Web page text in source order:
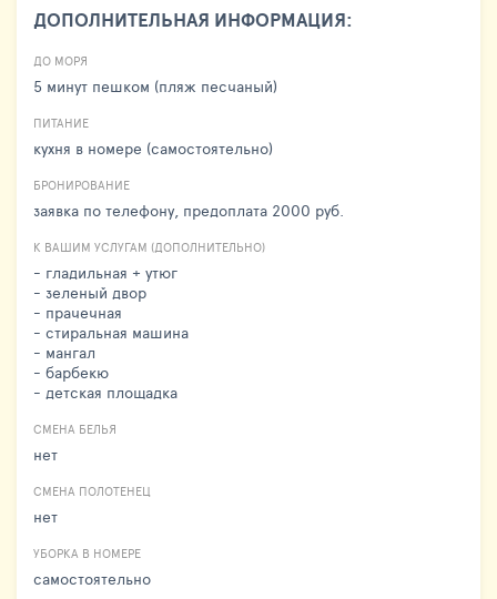
ДОПОЛНИТЕЛЬНАЯ ИНФОРМАЦИЯ:
ДО МОРЯ
5 минут пешком (пляж песчаный)
ПИТАНИЕ
кухня в номере (самостоятельно)
БРОНИРОВАНИЕ
заявка по телефону, предоплата 2000 руб.
К ВАШИМ УСЛУГАМ (ДОПОЛНИТЕЛЬНО)
- гладильная + утюг
- зеленый двор
- прачечная
- стиральная машина
- мангал
- барбекю
- детская площадка
СМЕНА БЕЛЬЯ
нет
СМЕНА ПОЛОТЕНЕЦ
нет
УБОРКА В НОМЕРЕ
самостоятельно